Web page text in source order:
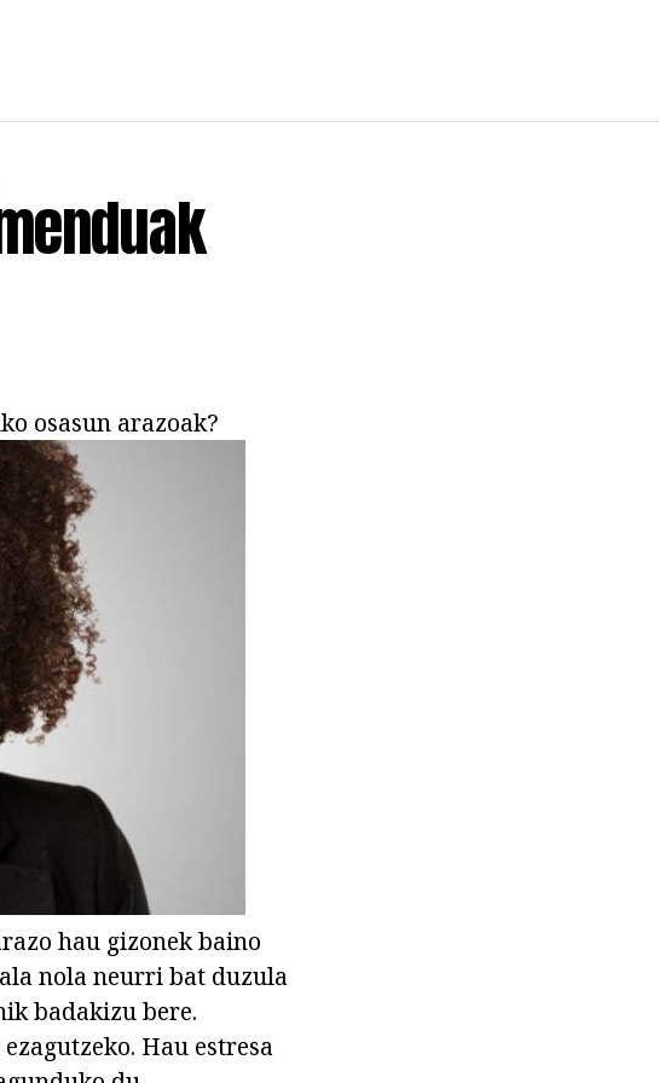
osasun arazoak?
hau gizonek baino
nola neurri bat duzula
badakizu bere.
Hau estresa